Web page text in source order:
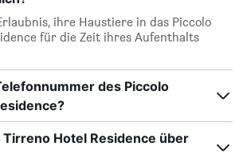
ihre Haustiere in das Piccolo
für die Zeit ihres Aufenthalts
des Piccolo
Hotel Residence über